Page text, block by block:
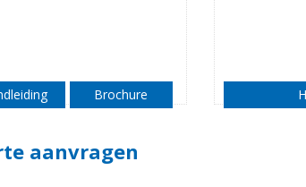
Brochure
aanvragen